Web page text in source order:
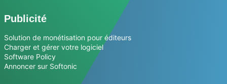
Publicité
Solution de monétisation pour éditeurs
Charger et gérer votre logiciel
Software Policy
Annoncer sur Softonic